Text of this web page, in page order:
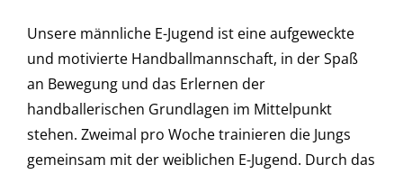
Unsere männliche E-Jugend ist eine aufgeweckte
und motivierte Handballmannschaft, in der Spaß
an Bewegung und das Erlernen der
handballerischen Grundlagen im Mittelpunkt
stehen. Zweimal pro Woche trainieren die Jungs
gemeinsam mit der weiblichen E-Jugend. Durch das